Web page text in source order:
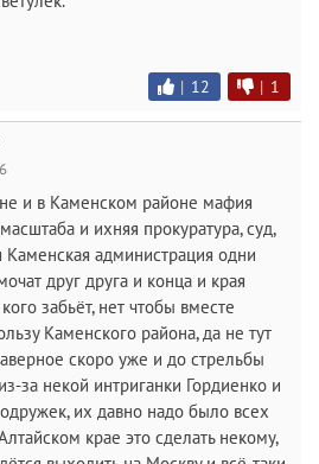
| 12 | 1
и в Каменском районе мафия
и ихняя прокуратура, суд,
Каменская администрация одни
друг друга и конца и края
забьёт, нет чтобы вместе
Каменского района, да не тут
скоро уже и до стрельбы
за некой интриганки Гордиенко и
их давно надо было всех
крае это сделать некому,